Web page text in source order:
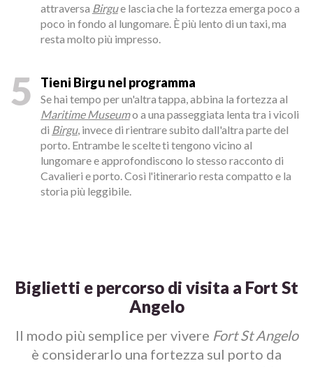
attraversa Birgue lascia che la fortezza emerga poco a
poco in fondo al lungomare. È più lento di un taxi, ma
resta molto più impresso.
5 Tieni Birgu nel programma
Se hai tempo per un'altra tappa, abbina la fortezza al
Maritime Museumo a una passeggiata lenta tra i vicoli
di Birgu, invece di rientrare subito dall'altra parte del
porto. Entrambe le scelte ti tengono vicino al
lungomare e approfondiscono lo stesso racconto di
Cavalieri e porto. Così l'itinerario resta compatto e la
storia più leggibile.
Biglietti e percorso di visita a Fort St
Angelo
Il modo più semplice per vivere Fort St Angelo
è considerarlo una fortezza sul porto da